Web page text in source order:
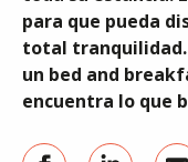
para que pueda
total
un bed and
encuentra lo que